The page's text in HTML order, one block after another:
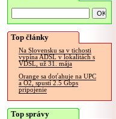
Top články
Na Slovensku sa v tichosti
vypína ADSL v lokalitách s
VDSL, už 31. mája
Orange sa doťahuje na UPC
a O2, spustí 2.5 Gbps
pripojenie
Top správy